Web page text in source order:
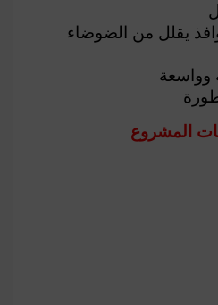
يقلل من الضوضاء
وواسعة
المشروع